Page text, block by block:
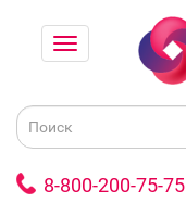
8-800-200-75-75